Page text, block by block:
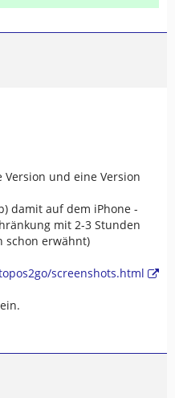
Version und eine Version
damit auf dem iPhone -
mit 2-3 Stunden
schon erwähnt)
screenshots.html